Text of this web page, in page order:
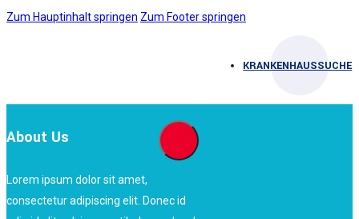
Zum Hauptinhalt springen Zum Footer springen
KRANKENHAUSSUCHE
About Us
Lorem ipsum dolor sit amet,
consectetur adipiscing elit. Donec id